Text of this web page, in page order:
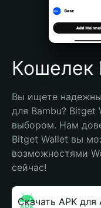
Português (Brasil)
Español (Argentina)
Кошелек
Вы ищете
для Bambu?
выбором. Нам
Bitget Wallet вы
возможностями
сейчас!
Скачать APK для